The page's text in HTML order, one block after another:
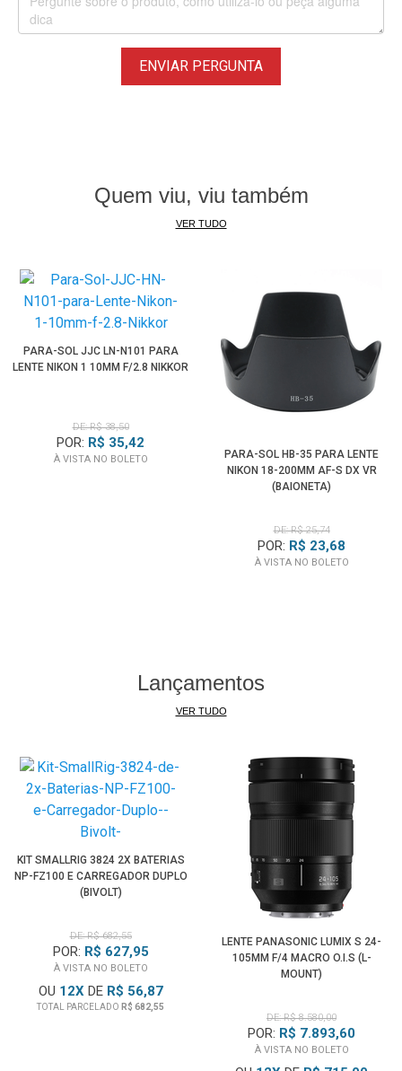
ENVIAR PERGUNTA
Quem viu, viu também
VER TUDO
PARA-SOL JJC LN-N101 PARA
LENTE NIKON 1 10MM F/2.8 NIKKOR
DE: R$ 38,50
POR: R$ 35,42
À VISTA NO BOLETO
PARA-SOL HB-35 PARA LENTE
NIKON 18-200MM AF-S DX VR
(BAIONETA)
DE: R$ 25,74
POR: R$ 23,68
À VISTA NO BOLETO
Lançamentos
VER TUDO
KIT SMALLRIG 3824 2X BATERIAS
NP-FZ100 E CARREGADOR DUPLO
(BIVOLT)
DE: R$ 682,55
POR: R$ 627,95
À VISTA NO BOLETO
OU 12XDE R$ 56,87
TOTAL PARCELADO R$ 682,55
LENTE PANASONIC LUMIX S 24-
105MM F/4 MACRO O.I.S (L-
MOUNT)
DE: R$ 8.580,00
POR: R$ 7.893,60
À VISTA NO BOLETO